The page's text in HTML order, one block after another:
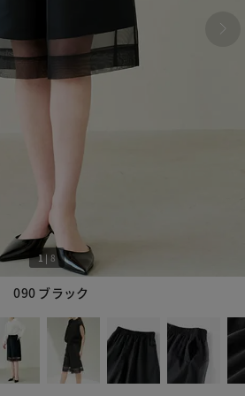
090 ブラック
1| 8